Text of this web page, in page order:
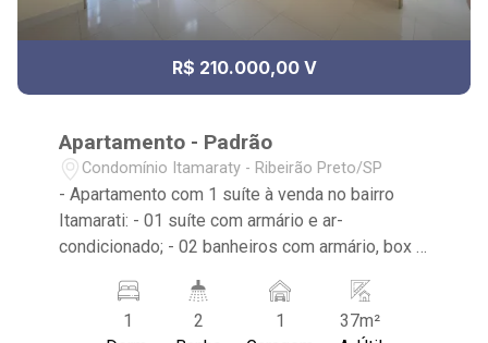
R$ 210.000,00 V
Apartamento - Padrão
Condomínio Itamaraty - Ribeirão Preto/SP
- Apartamento com 1 suíte à venda no bairro
Itamarati: - 01 suíte com armário e ar-
condicionado; - 02 banheiros com armário, box e
de jantar, e de TV; - Cozinha planejada; - Área de
Serviço com armário; - Edifício com portão
1
2
1
37m²